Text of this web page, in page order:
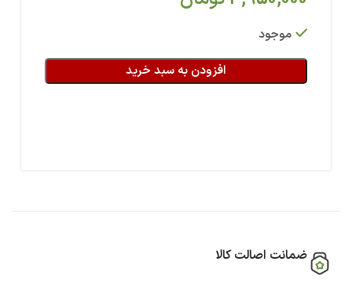
موجود
افزودن به سبد خرید
ضمانت اصالت کالا